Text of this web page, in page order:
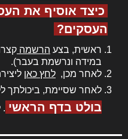
כיצד אוסיף את
העסקים?
ראשית, בצע הרשמה
במידה ונרשמת בעבר).
לאחר מכן, לחץ כאן
לאחר שסיימת, ביכולתך
בולט בדף הראשי .